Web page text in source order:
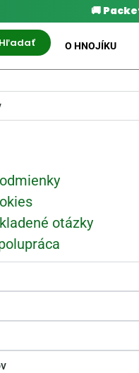
🚚
Hľadať O HNOJÍKU
otázky